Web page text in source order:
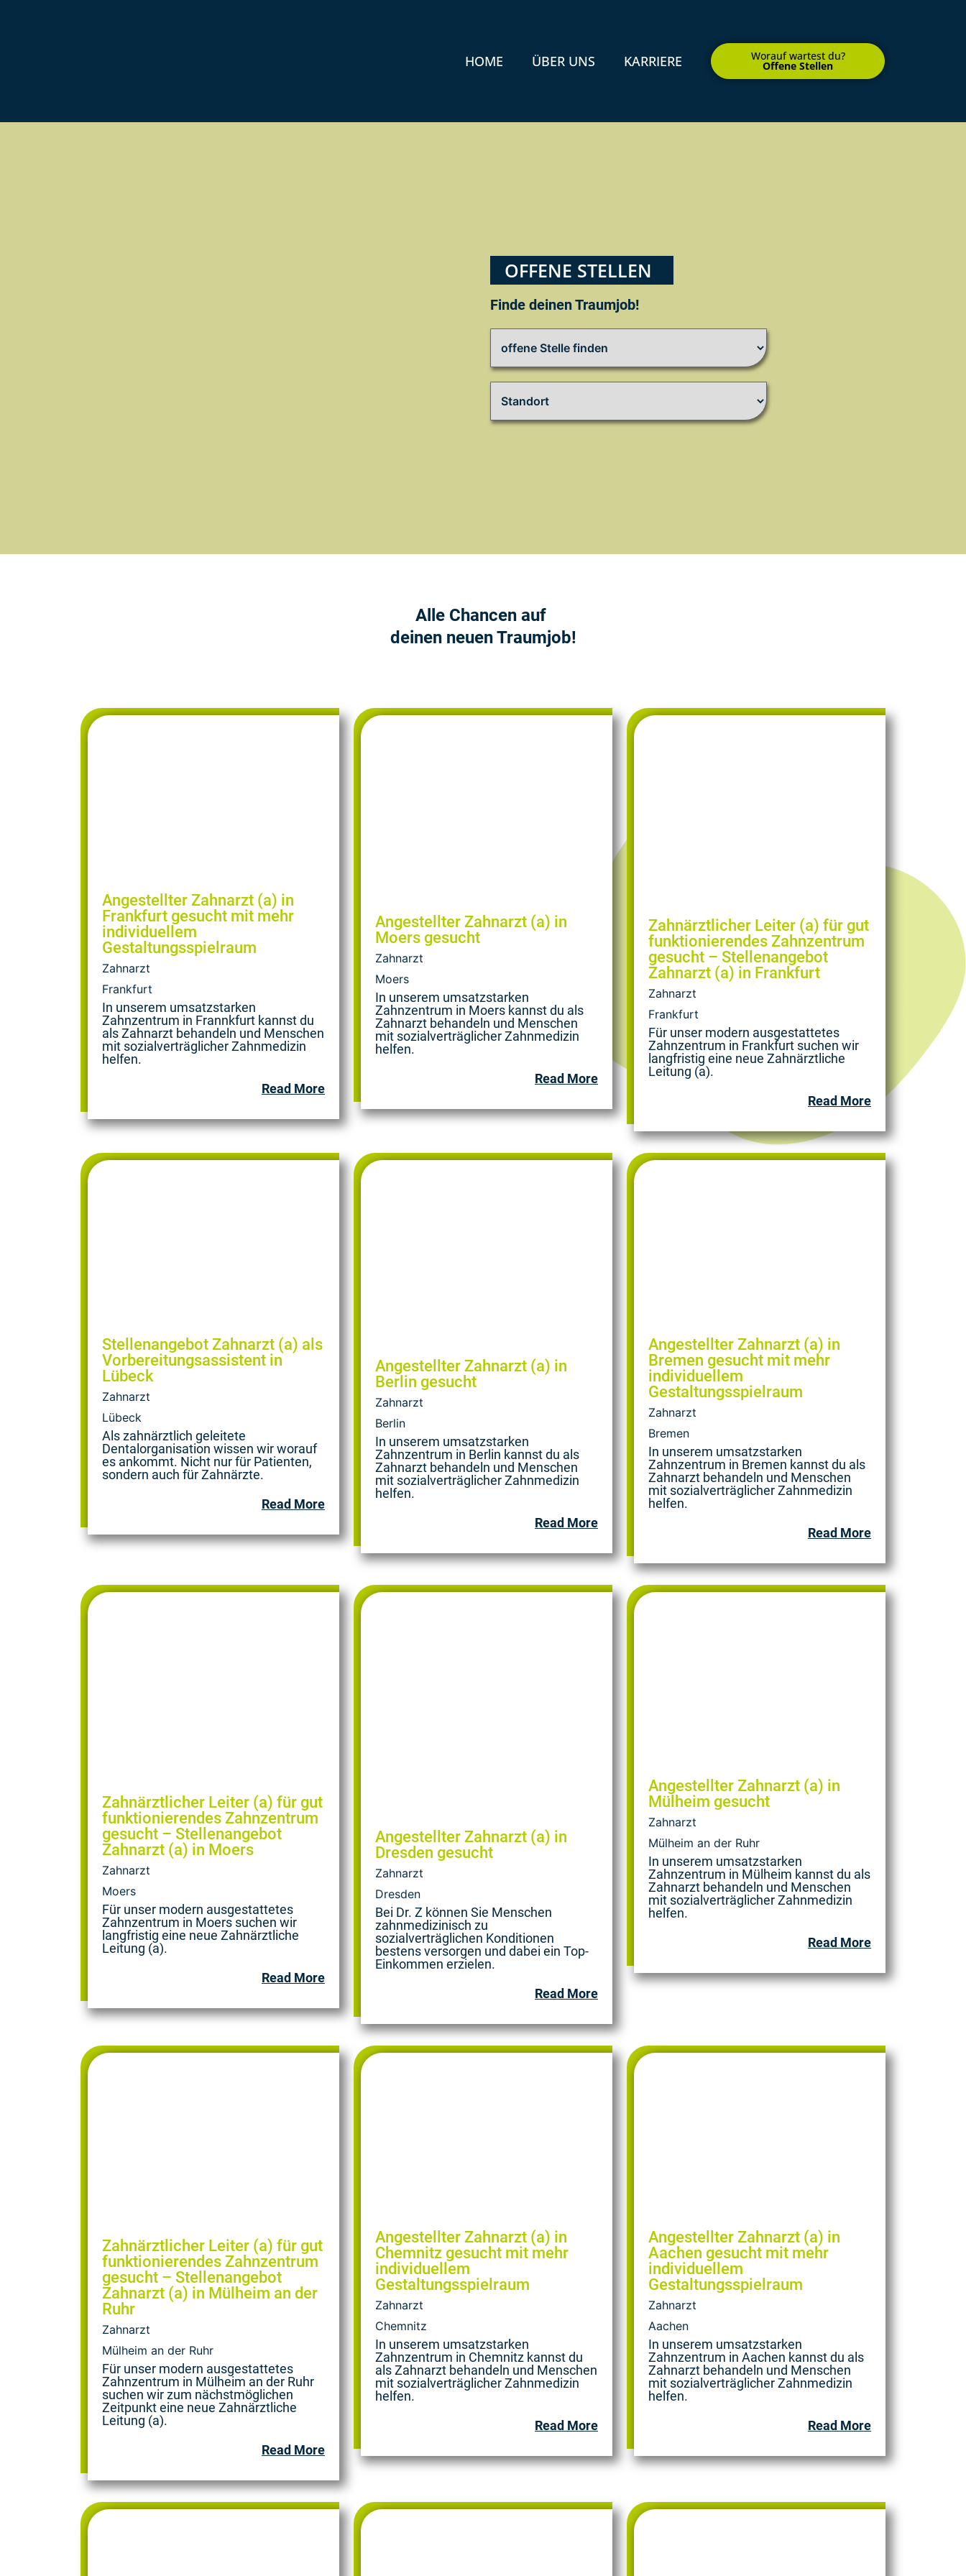
HOME ÜBER UNS KARRIERE Worauf wartest du?
Offene Stellen
OFFENE STELLEN
Finde deinen Traumjob!
Alle Chancen auf
deinen neuen Traumjob!
Angestellter Zahnarzt (a) in
Frankfurt gesucht mit mehr
individuellem
Gestaltungsspielraum
Zahnarzt
Frankfurt
In unserem umsatzstarken
Zahnzentrum in Frannkfurt kannst du
als Zahnarzt behandeln und Menschen
mit sozialverträglicher Zahnmedizin
helfen.
Read More
Angestellter Zahnarzt (a) in
Moers gesucht
Zahnarzt
Moers
In unserem umsatzstarken
Zahnzentrum in Moers kannst du als
Zahnarzt behandeln und Menschen
mit sozialverträglicher Zahnmedizin
helfen.
Read More
Zahnärztlicher Leiter (a) für gut
funktionierendes Zahnzentrum
gesucht – Stellenangebot
Zahnarzt (a) in Frankfurt
Zahnarzt
Frankfurt
Für unser modern ausgestattetes
Zahnzentrum in Frankfurt suchen wir
langfristig eine neue Zahnärztliche
Leitung (a).
Read More
Stellenangebot Zahnarzt (a) als
Vorbereitungsassistent in
Lübeck
Zahnarzt
Lübeck
Als zahnärztlich geleitete
Dentalorganisation wissen wir worauf
es ankommt. Nicht nur für Patienten,
sondern auch für Zahnärzte.
Read More
Angestellter Zahnarzt (a) in
Berlin gesucht
Zahnarzt
Berlin
In unserem umsatzstarken
Zahnzentrum in Berlin kannst du als
Zahnarzt behandeln und Menschen
mit sozialverträglicher Zahnmedizin
helfen.
Read More
Angestellter Zahnarzt (a) in
Bremen gesucht mit mehr
individuellem
Gestaltungsspielraum
Zahnarzt
Bremen
In unserem umsatzstarken
Zahnzentrum in Bremen kannst du als
Zahnarzt behandeln und Menschen
mit sozialverträglicher Zahnmedizin
helfen.
Read More
Zahnärztlicher Leiter (a) für gut
funktionierendes Zahnzentrum
gesucht – Stellenangebot
Zahnarzt (a) in Moers
Zahnarzt
Moers
Für unser modern ausgestattetes
Zahnzentrum in Moers suchen wir
langfristig eine neue Zahnärztliche
Leitung (a).
Read More
Angestellter Zahnarzt (a) in
Dresden gesucht
Zahnarzt
Dresden
Bei Dr. Z können Sie Menschen
zahnmedizinisch zu
sozialverträglichen Konditionen
bestens versorgen und dabei ein Top-
Einkommen erzielen.
Read More
Angestellter Zahnarzt (a) in
Mülheim gesucht
Zahnarzt
Mülheim an der Ruhr
In unserem umsatzstarken
Zahnzentrum in Mülheim kannst du als
Zahnarzt behandeln und Menschen
mit sozialverträglicher Zahnmedizin
helfen.
Read More
Zahnärztlicher Leiter (a) für gut
funktionierendes Zahnzentrum
gesucht – Stellenangebot
Zahnarzt (a) in Mülheim an der
Ruhr
Zahnarzt
Mülheim an der Ruhr
Für unser modern ausgestattetes
Zahnzentrum in Mülheim an der Ruhr
suchen wir zum nächstmöglichen
Zeitpunkt eine neue Zahnärztliche
Leitung (a).
Read More
Angestellter Zahnarzt (a) in
Chemnitz gesucht mit mehr
individuellem
Gestaltungsspielraum
Zahnarzt
Chemnitz
In unserem umsatzstarken
Zahnzentrum in Chemnitz kannst du
als Zahnarzt behandeln und Menschen
mit sozialverträglicher Zahnmedizin
helfen.
Read More
Angestellter Zahnarzt (a) in
Aachen gesucht mit mehr
individuellem
Gestaltungsspielraum
Zahnarzt
Aachen
In unserem umsatzstarken
Zahnzentrum in Aachen kannst du als
Zahnarzt behandeln und Menschen
mit sozialverträglicher Zahnmedizin
helfen.
Read More